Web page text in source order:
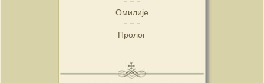
Омилије
Пролог